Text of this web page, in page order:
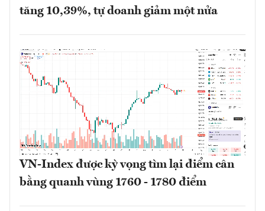
tăng 10,39%, tự doanh giảm một nửa
VN-Index được kỳ vọng tìm lại điểm cân
bằng quanh vùng 1760 - 1780 điểm